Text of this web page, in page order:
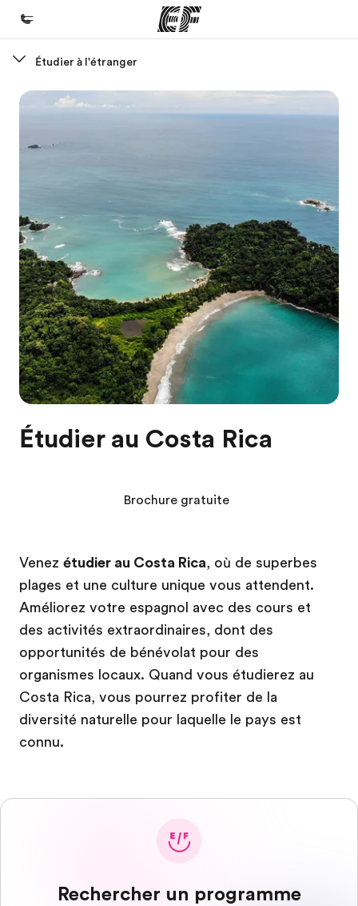
Bienvenue chez EF
Trouver un bureau
A propos de nous
Qui sommes-nous ?
EF recrute
Rejoignez nos équipes
Étudier à l'étranger
Étudier au Costa Rica
Venez étudier au Costa Rica, où de superbes
plages et une culture unique vous attendent.
Améliorez votre espagnol avec des cours et
des activités extraordinaires, dont des
opportunités de bénévolat pour des
organismes locaux. Quand vous étudierez au
Costa Rica, vous pourrez profiter de la
diversité naturelle pour laquelle le pays est
connu.
Brochure gratuite
Rechercher un programme